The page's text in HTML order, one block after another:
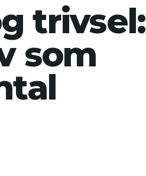
trivsel:
som